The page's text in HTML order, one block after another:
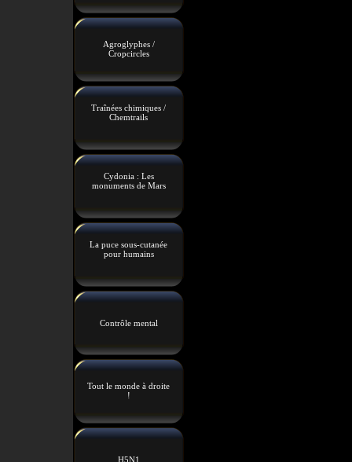
Agroglyphes /
Cropcircles
Traînées chimiques /
Chemtrails
Cydonia : Les
monuments de Mars
La puce sous-cutanée
pour humains
Contrôle mental
Tout le monde à droite
!
H5N1